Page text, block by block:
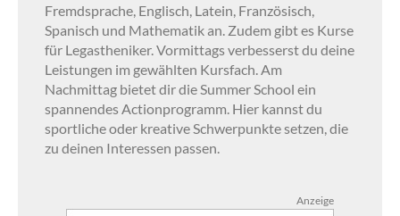
Fremdsprache, Englisch, Latein, Französisch,
Spanisch und Mathematik an. Zudem gibt es Kurse
für Legastheniker. Vormittags verbesserst du deine
Leistungen im gewählten Kursfach. Am
Nachmittag bietet dir die Summer School ein
spannendes Actionprogramm. Hier kannst du
sportliche oder kreative Schwerpunkte setzen, die
zu deinen Interessen passen.
Anzeige